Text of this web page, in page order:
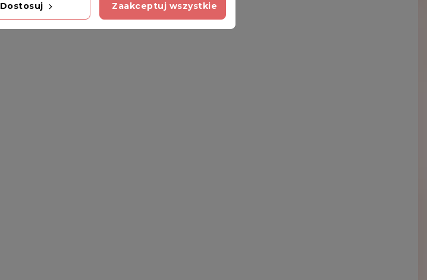
Dostosuj Zaakceptuj wszystkie